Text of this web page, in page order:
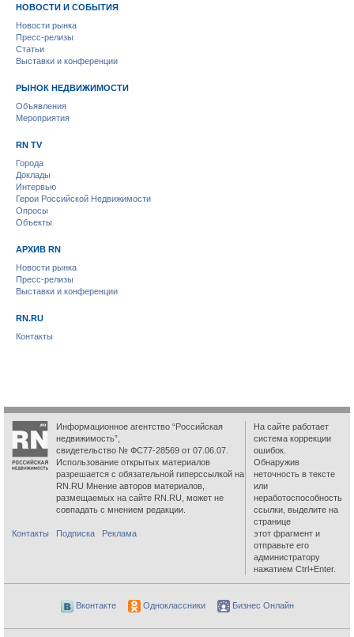
НОВОСТИ И СОБЫТИЯ
Новости рынка
Пресс-релизы
Статьи
Выставки и конференции
РЫНОК НЕДВИЖИМОСТИ
Объявления
Мероприятия
RN TV
Города
Доклады
Интервью
Герои Российской Недвижимости
Опросы
Объекты
АРХИВ RN
Новости рынка
Пресс-релизы
Выставки и конференции
RN.RU
Контакты
Информационное агентство “Российская
недвижимость”,
свидетельство № ФС77-28569 от 07.06.07.
Использование открытых материалов
разрешается с обязательной гиперссылкой на
RN.RU Мнение авторов материалов,
размещаемых на сайте RN.RU, может не
совпадать с мнением редакции.
Контакты Подписка Реклама
На сайте работает
система коррекции
ошибок.
Обнаружив
неточность в тексте
или
неработоспособность
ссылки, выделите на
странице
этот фрагмент и
отправьте его
администратору
нажатием Ctrl+Enter.
Вконтакте Одноклассники Бизнес Онлайн